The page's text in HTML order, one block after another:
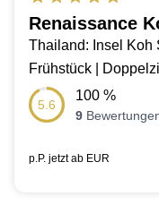
Renaissance
Thailand: Insel Koh
Frühstück |
5.6
100 %
9
p.P. jetzt ab EUR